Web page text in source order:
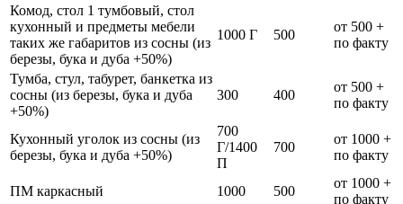
Комод, стол 1 тумбовый, стол
кухонный и предметы мебели
таких же габаритов из сосны (из
березы, бука и дуба +50%)
1000 Г 500
от 500 +
по факту
Тумба, стул, табурет, банкетка из
сосны (из березы, бука и дуба
+50%)
300 400
от 500 +
по факту
Кухонный уголок из сосны (из
березы, бука и дуба +50%)
700
Г/1400
П
700
от 1000 +
по факту
ПМ каркасный 1000 500
от 1000 +
по факту